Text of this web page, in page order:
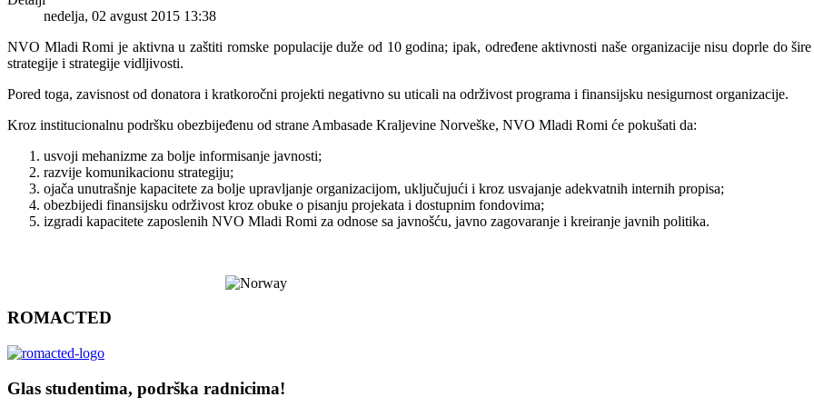
nedelja, 02 avgust 2015 13:38
NVO Mladi Romi je aktivna u zaštiti romske populacije duže od 10 godina; ipak, određene aktivnosti naše organizacije nisu doprle do
strategije i strategije vidljivosti.
Pored toga, zavisnost od donatora i kratkoročni projekti negativno su uticali na održivost programa i finansijsku nesigurnost organizacije.
Kroz institucionalnu podršku obezbijeđenu od strane Ambasade Kraljevine Norveške, NVO Mladi Romi će pokušati da:
usvoji mehanizme za bolje informisanje javnosti;
razvije komunikacionu strategiju;
ojača unutrašnje kapacitete za bolje upravljanje organizacijom, uključujući i kroz usvajanje adekvatnih internih propisa;
obezbijedi finansijsku održivost kroz obuke o pisanju projekata i dostupnim fondovima;
izgradi kapacitete zaposlenih NVO Mladi Romi za odnose sa javnošću, javno zagovaranje i kreiranje javnih politika.
ROMACTED
Glas studentima, podrška radnicima!